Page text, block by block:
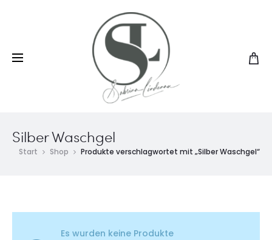
Silber Waschgel
Start Shop Produkte verschlagwortet mit „Silber Waschgel“
Es wurden keine Produkte